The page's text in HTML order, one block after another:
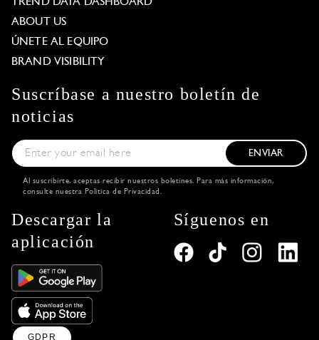
ABOUT US
ÚNETE AL EQUIPO
BRAND VISIBILITY
Suscríbase a nuestro boletín de
noticias
ENVIAR
Al suscribirte, aceptas recibir nuestros boletines. Para más información,
consulte nuestra Política de Privacidad .
Descargar la
aplicación
Síguenos en
GDPR